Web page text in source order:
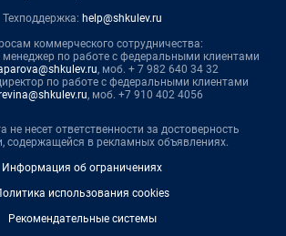
Техподдержка: help@shkulev.ru
коммерческого сотрудничества:
по работе с федеральными клиентами
, моб. + 7 982 640 34 32
по работе с федеральными клиентами
, моб. +7 910 402 4056
не несет ответственности за достоверность
содержащейся в рекламных объявлениях.
Информация об ограничениях
использования cookies
Рекомендательные системы